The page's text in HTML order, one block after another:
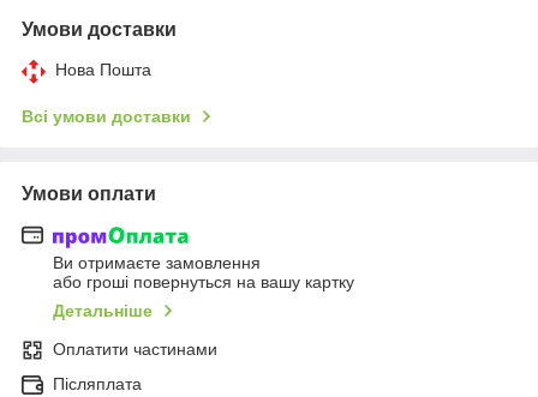
Умови доставки
Нова Пошта
Всі умови доставки
Умови оплати
Ви отримаєте замовлення
або гроші повернуться на вашу картку
Детальніше
Оплатити частинами
Післяплата